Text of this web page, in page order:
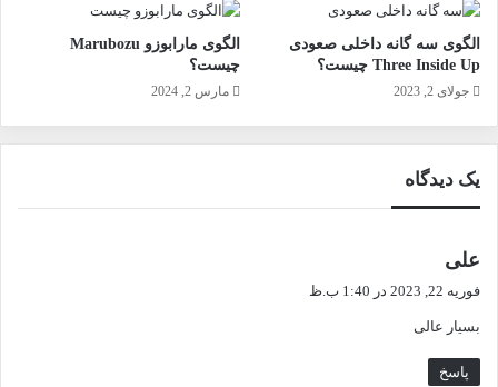
الگوی سه گانه داخلی صعودی
Three Inside Up چیست؟
جولای 2, 2023
الگوی مارابوزو Marubozu
چیست؟
مارس 2, 2024
یک دیدگاه
علی
:
فوریه 22, 2023 در 1:40 ب.ظ
بسیار عالی
پاسخ